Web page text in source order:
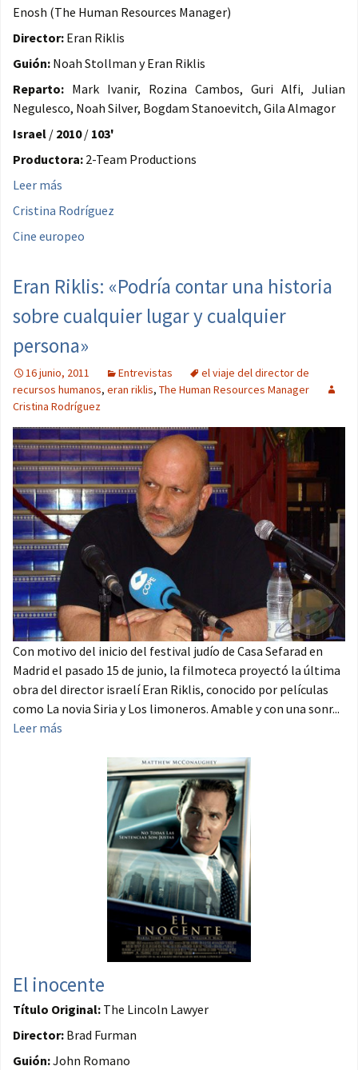
Enosh (The Human Resources Manager)
Director: Eran Riklis
Guión: Noah Stollman y Eran Riklis
Reparto: Mark Ivanir, Rozina Cambos, Guri Alfi, Julian
Negulesco, Noah Silver, Bogdam Stanoevitch, Gila Almagor
Israel / 2010/ 103'
Productora: 2-Team Productions
Leer más
Cristina Rodríguez
Cine europeo
Eran Riklis: «Podría contar una historia
sobre cualquier lugar y cualquier
persona»
16 junio, 2011 Entrevistas
el viaje del director de
recursos humanos, eran riklis, The Human Resources Manager
Cristina Rodríguez
Con motivo del inicio del festival judío de Casa Sefarad en
Madrid el pasado 15 de junio, la filmoteca proyectó la última
obra del director israelí Eran Riklis, conocido por películas
como La novia Siria y Los limoneros. Amable y con una sonr...
Leer más
El inocente
Título Original: The Lincoln Lawyer
Director: Brad Furman
Guión:John Romano